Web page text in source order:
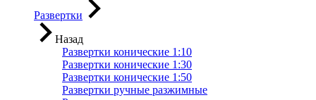
Развертки
Назад
Развертки конические 1:10
Развертки конические 1:30
Развертки конические 1:50
Развертки ручные разжимные